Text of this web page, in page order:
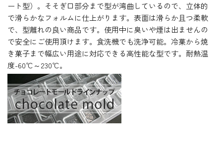
ート型）。そそぎ口部分まで型が湾曲しているので、立体的
で滑らかなフォルムに仕上がります。表面は滑らか且つ柔軟
で、型離れの良い商品です。使用中に臭いや煙は出ませんの
で安全にご使用頂けます。食洗機でも洗浄可能。冷菓から焼
き菓子まで幅広い用途に対応できる高性能な型です。耐熱温
度-60℃～230℃。